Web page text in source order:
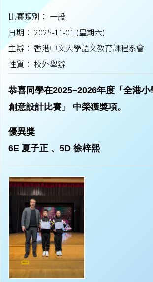
比賽類別： 一般
日期： 2025-11-01 (星期六)
主辦： 香港中文大學語文教育課程系會
性質： 校外舉辦
恭喜同學在2025–2026年度「全港
創意設計比賽」 中榮獲獎項。
優異獎
6E 夏子正 、5D 徐梓熙